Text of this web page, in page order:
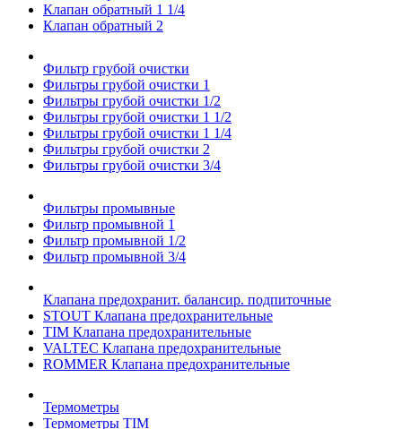
Клапан обратный 1 1/4
Клапан обратный 2
Фильтр грубой очистки
Фильтры грубой очистки 1
Фильтры грубой очистки 1/2
Фильтры грубой очистки 1 1/2
Фильтры грубой очистки 1 1/4
Фильтры грубой очистки 2
Фильтры грубой очистки 3/4
Фильтры промывные
Фильтр промывной 1
Фильтр промывной 1/2
Фильтр промывной 3/4
Клапана предохранит. балансир. подпиточные
STOUT Клапана предохранительные
TIM Клапана предохранительные
VALTEC Клапана предохранительные
ROMMER Клапана предохранительные
Термометры
Термометры TIM